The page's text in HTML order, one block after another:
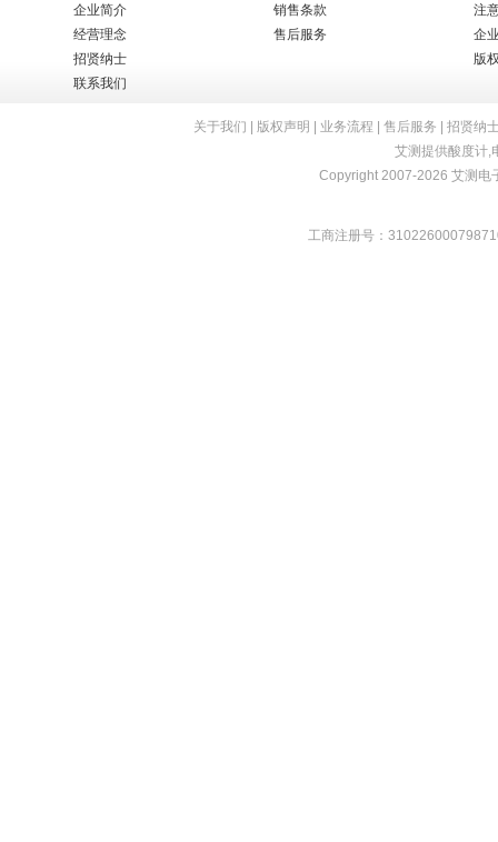
企业简介
经营理念
招贤纳士
联系我们
销售条款
售后服务
注
企
版
关于我们 版权声明 业务流程 售后服务
招贤纳
艾测提供酸度计,
Copyright 2007-2026 艾测电
工商注册号：